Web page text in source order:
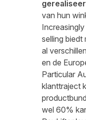
van hun
Increasingly
selling biedt
al
en de
Particular
klanttraject
wel 60%